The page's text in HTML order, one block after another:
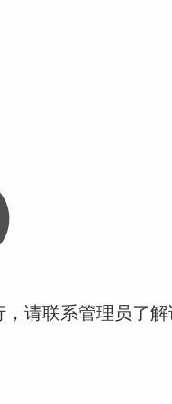
请联系管理员了